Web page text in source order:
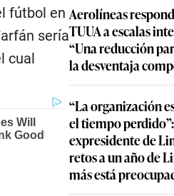
fútbol en
sería
cual
Aerolíneas
TUUA a escalas
“Una reducción
la desventaja
“La organización
el tiempo
expresidente de
retos a un año de
más está